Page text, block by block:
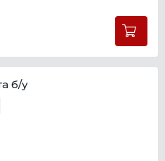
б/у